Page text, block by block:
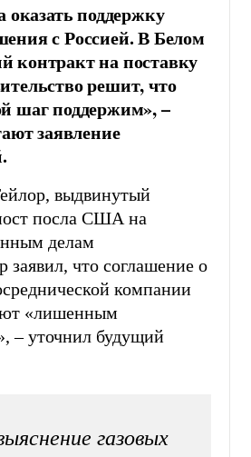
поддержку
с Россией. В Белом
контракт на поставку
решит, что
шаг поддержим», –
заявление
выдвинутый
посла США на
делам
заявил, что соглашение о
компании
«лишенным
– уточнил будущий
газовых